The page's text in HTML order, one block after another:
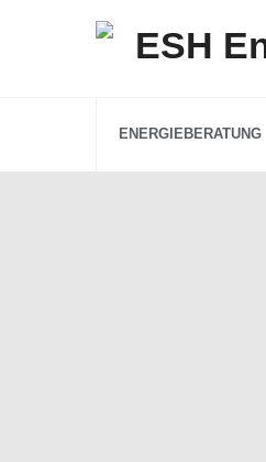
ENERGIEBERATUNG